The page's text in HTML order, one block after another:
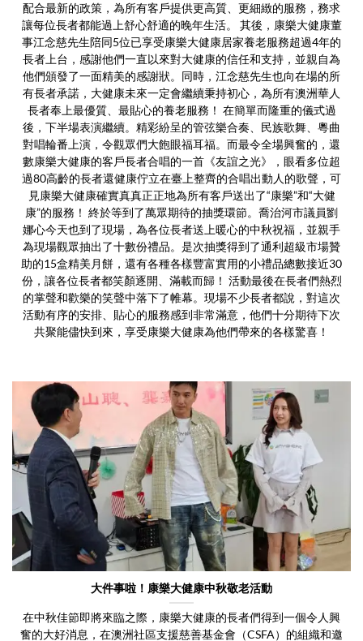
配合最新的政策，為所有客戶提供更高質、更細緻的服務，務求
讓每位長者都能過上舒心舒適的晚年生活。 其後，康樂大健康董
事江念慈先生陪同5位已享受康樂大健康居家養老服務超過4年的
長者上台，感謝他們一直以來對大健康的信任和支持，並親自為
他們頒發了一面精美的感謝狀。同時，江念慈先生也向在場的所
有長者承諾，大健康未來一定會繼續秉持初心，為所有澳洲華人
長者奉上最優質、最貼心的養老服務！ 在簡單而隆重的儀式過
後，下半場表演繼續。精彩紛呈的管弦樂合奏、民族歌舞、粵曲
對唱輪番上演，令觀眾們大飽眼福耳福。而最令全場興奮的，還
數康樂大健康的客戶長者合唱的一首《友誼之光》，眼看多位超
過80高齡的長者還健康佇立在臺上整齊的合唱出動人的歌聲，可
見康樂大健康確實真真正正地為所有客戶送出了“康樂”和“大健
康”的服務！ 終於等到了萬眾期待的抽獎環節。喬治河市議員劉
娜心今天也到了現場，為各位長者送上暖心的中秋祝福，並親手
為現場觀眾抽出了十數份禮品。是次抽獎得到了通利超級市場贊
助的15盒精美月餅，還有各種各樣豐富實用的小禮品總數接近30
份，讓各位長者都笑顏逐開、滿載而歸！ 活動最後在長者們熱烈
的掌聲和歡樂的笑聲中落下了帷幕。現場不少長者都說，對這次
活動有序的安排、貼心的服務感到非常滿意，他們十分期待下次
共聚能儘快到來，享受康樂大健康為他們帶來的各樣驚喜！
大件事啦！康樂大健康中秋敬老活動
在中秋佳節即將來臨之際，康樂大健康的長者們得到一個令人興
奮的大好消息，在澳洲社區支援慈善基金會（CSFA）的組織和邀